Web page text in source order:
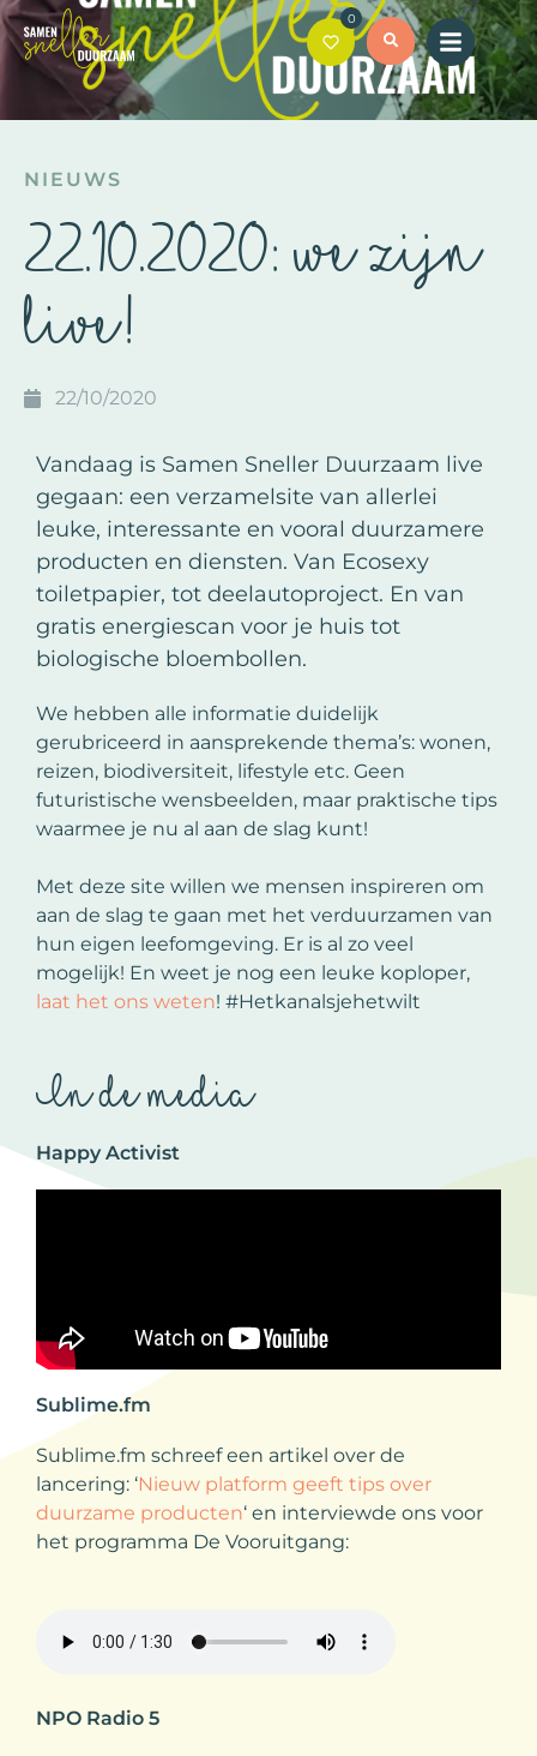
0
NIEUWS
22.10.2020: we zijn
live!
22/10/2020
Vandaag is Samen Sneller Duurzaam live
gegaan: een verzamelsite van allerlei
leuke, interessante en vooral duurzamere
producten en diensten. Van Ecosexy
toiletpapier, tot deelautoproject. En van
gratis energiescan voor je huis tot
biologische bloembollen.
We hebben alle informatie duidelijk
gerubriceerd in aansprekende thema’s: wonen,
reizen, biodiversiteit, lifestyle etc. Geen
futuristische wensbeelden, maar praktische tips
waarmee je nu al aan de slag kunt!
Met deze site willen we mensen inspireren om
aan de slag te gaan met het verduurzamen van
hun eigen leefomgeving. Er is al zo veel
mogelijk! En weet je nog een leuke koploper,
laat het ons weten! #Hetkanalsjehetwilt
In de media
Happy Activist
Sublime.fm
Sublime.fm schreef een artikel over de
lancering: ‘Nieuw platform geeft tips over
duurzame producten‘ en interviewde ons voor
het programma De Vooruitgang:
NPO Radio 5